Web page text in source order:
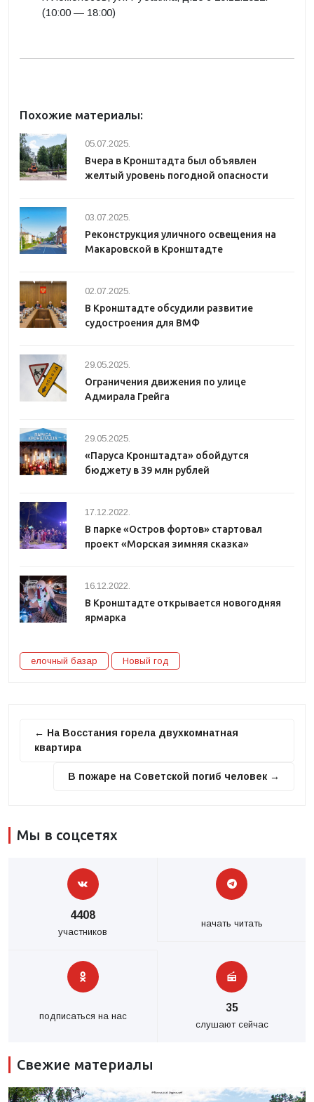
(10:00 — 18:00)
Похожие материалы:
05.07.2025.
Вчера в Кронштадта был объявлен
желтый уровень погодной опасности
03.07.2025.
Реконструкция уличного освещения на
Макаровской в Кронштадте
02.07.2025.
В Кронштадте обсудили развитие
судостроения для ВМФ
29.05.2025.
Ограничения движения по улице
Адмирала Грейга
29.05.2025.
«Паруса Кронштадта» обойдутся
бюджету в 39 млн рублей
17.12.2022.
В парке «Остров фортов» стартовал
проект «Морская зимняя сказка»
16.12.2022.
В Кронштадте открывается новогодняя
ярмарка
елочный базар Новый год
← На Восстания горела двухкомнатная
квартира
В пожаре на Советской погиб человек →
Мы в соцсетях
4408
участников
начать читать
подписаться на нас
35
слушают сейчас
Свежие материалы